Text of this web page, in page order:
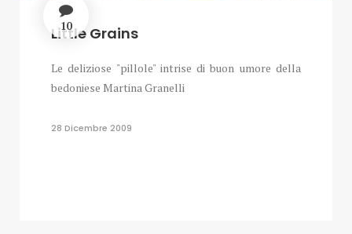
10
Little Grains
Le deliziose "pillole" intrise di buon umore della
bedoniese Martina Granelli
28 Dicembre 2009